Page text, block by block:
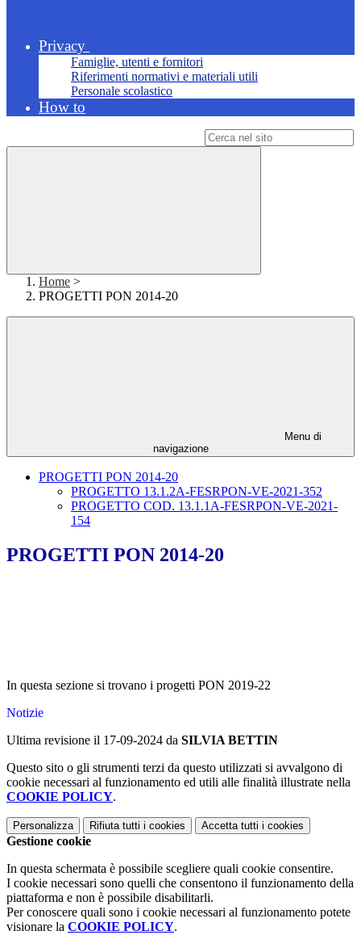
Privacy
Famiglie, utenti e fornitori
Riferimenti normativi e materiali utili
Personale scolastico
How to
Home >
PROGETTI PON 2014-20
Menu di
navigazione
PROGETTI PON 2014-20
PROGETTO 13.1.2A-FESRPON-VE-2021-352
PROGETTO COD. 13.1.1A-FESRPON-VE-2021-
154
PROGETTI PON 2014-20
In questa sezione si trovano i progetti PON 2019-22
Notizie
Ultima revisione il 17-09-2024 da SILVIA BETTIN
Questo sito o gli strumenti terzi da questo utilizzati si avvalgono di
cookie necessari al funzionamento ed utili alle finalità illustrate nella
COOKIE POLICY.
Personalizza Rifiuta tutti i cookies Accetta tutti i cookies
Gestione cookie
In questa schermata è possibile scegliere quali cookie consentire.
I cookie necessari sono quelli che consentono il funzionamento della
piattaforma e non è possibile disabilitarli.
Per conoscere quali sono i cookie necessari al funzionamento potete
visionare la COOKIE POLICY.